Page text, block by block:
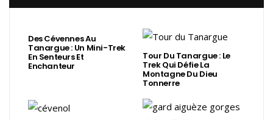
Des Cévennes Au
Tanargue : Un Mini-Trek
En Senteurs Et
Enchanteur
Tour Du Tanargue : Le
Trek Qui Défie La
Montagne Du Dieu
Tonnerre